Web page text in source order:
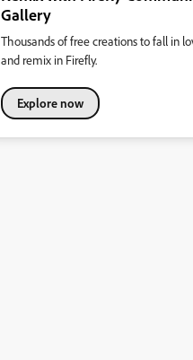
Gallery
Thousands of free creations to fall in
and remix in Firefly.
Explore now